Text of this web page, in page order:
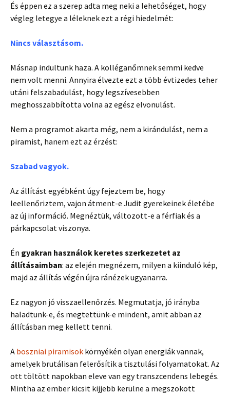
És éppen ez a szerep adta meg neki a lehetőséget, hogy
végleg letegye a léleknek ezt a régi hiedelmét:
Nincs választásom.
Másnap indultunk haza. A kolléganőmnek semmi kedve
nem volt menni. Annyira élvezte ezt a több évtizedes teher
utáni felszabadulást, hogy legszívesebben
meghosszabbította volna az egész elvonulást.
Nem a programot akarta még, nem a kirándulást, nem a
piramist, hanem ezt az érzést:
Szabad vagyok.
Az állítást egyébként úgy fejeztem be, hogy
leellenőriztem, vajon átment-e Judit gyerekeinek életébe
az új információ. Megnéztük, változott-e a férfiak és a
párkapcsolat viszonya.
Én gyakran használok keretes szerkezetet az
állításaimban: az elején megnézem, milyen a kiinduló kép,
majd az állítás végén újra ránézek ugyanarra.
Ez nagyon jó visszaellenőrzés. Megmutatja, jó irányba
haladtunk-e, és megtettünk-e mindent, amit abban az
állításban meg kellett tenni.
A boszniai piramisok környékén olyan energiák vannak,
amelyek brutálisan felerősítik a tisztulási folyamatokat. Az
ott töltött napokban eleve van egy transzcendens lebegés.
Mintha az ember kicsit kijjebb kerülne a megszokott